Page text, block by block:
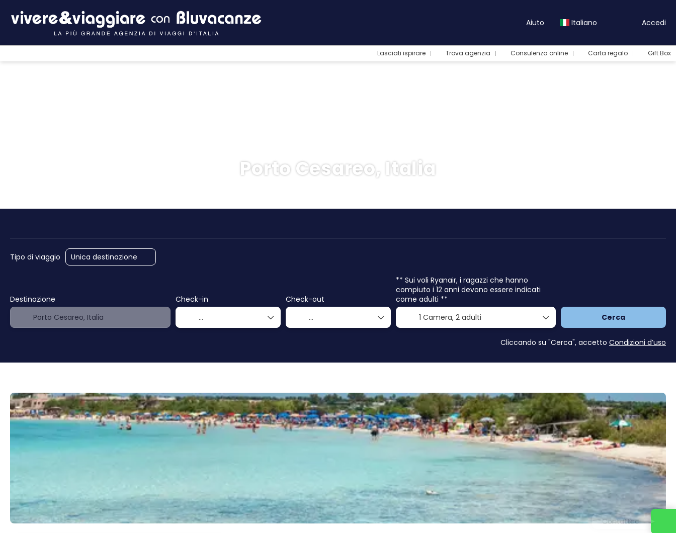
Aiuto Italiano Accedi
Lasciati ispirare Trova agenzia Consulenza online Carta regalo Gift Box
Porto Cesareo, Italia
Tipo di viaggio
Destinazione Check-in Check-out
** Sui voli Ryanair, i ragazzi che hanno
compiuto i 12 anni devono essere indicati
come adulti **
1 Camera, 2 adulti Cerca
Cliccando su "Cerca", accetto Condizioni d’uso
Contattaci